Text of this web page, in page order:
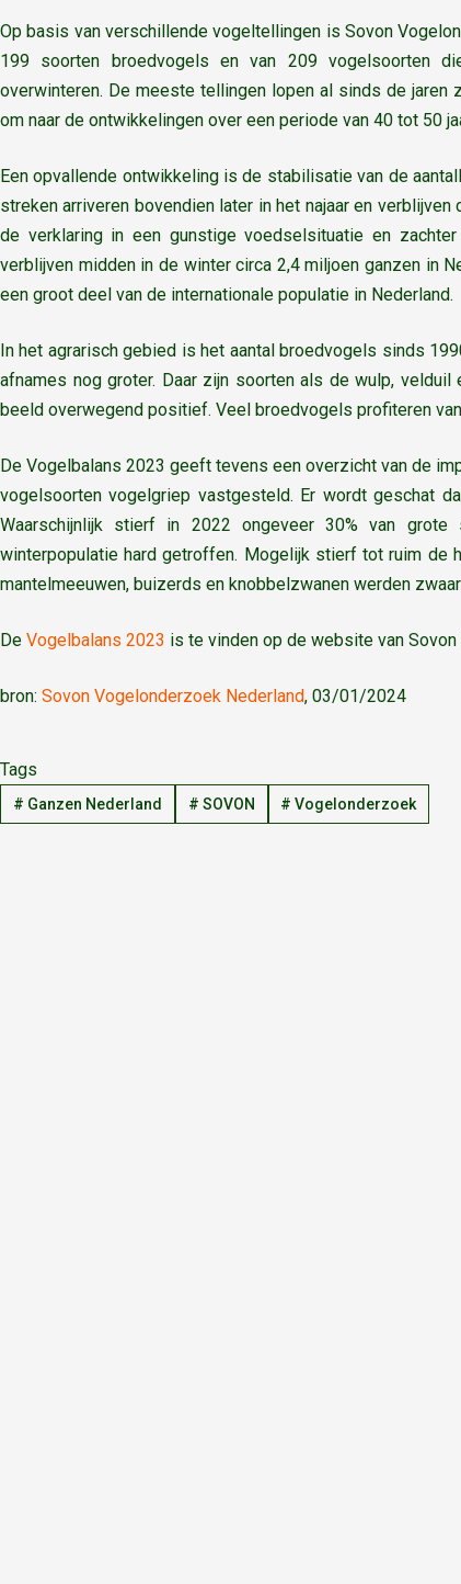
Op basis van verschillende vogeltellingen is Sovon
199 soorten broedvogels en van 209 vogelsoorten
overwinteren. De meeste tellingen lopen al sinds de
om naar de ontwikkelingen over een periode van 40 tot 50
Een opvallende ontwikkeling is de stabilisatie van de
streken arriveren bovendien later in het najaar en
de verklaring in een gunstige voedselsituatie en
verblijven midden in de winter circa 2,4 miljoen ganzen in
een groot deel van de internationale populatie in Nederland.
In het agrarisch gebied is het aantal broedvogels sinds
afnames nog groter. Daar zijn soorten als de wulp,
beeld overwegend positief. Veel broedvogels profiteren
De Vogelbalans 2023 geeft tevens een overzicht van de
vogelsoorten vogelgriep vastgesteld. Er wordt geschat
Waarschijnlijk stierf in 2022 ongeveer 30% van
winterpopulatie hard getroffen. Mogelijk stierf tot ruim de
mantelmeeuwen, buizerds en knobbelzwanen werden
De Vogelbalans 2023 is te vinden op de website van
bron: Sovon Vogelonderzoek Nederland, 03/01/2024
Tags
# Ganzen Nederland # SOVON # Vogelonderzoek